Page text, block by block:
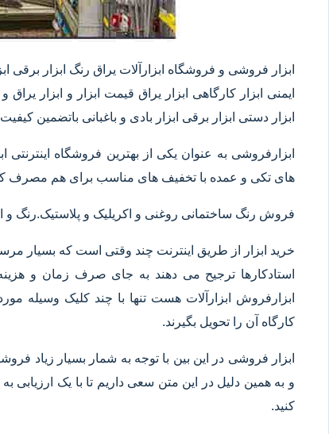
ابزار فروشی و فروشگاه ابزارآلات یراق رنگ ابزار برقی
ایمنی ابزار کارگاهی ابزار یراق قیمت ابزار و ابزار
ابزار دستی ابزار برقی ابزار بادی و باغبانی باتضمین کیفیت
ابزارفروشی به عنوان یکی از بهترین فروشگاه
های تکی و عمده با تخفیف های مناسب برای هم مصرف
فروش رنگ ساختمانی روغنی و اکریلیک و
خرید ابزار از طریق اینترنت چند وقتی است که بسیار
استادکارها ترجیح می دهند به جای صرف زمان و
ابزارفروش ابزارآلات هست تنها با چند کلیک وسیله
کارگاه آن را تحویل بگیرند.
ابزار فروشی در این بین با توجه به شمار بسیار زیاد
و به همین دلیل در این متن سعی داریم تا با یک ارزیابی
کنید.